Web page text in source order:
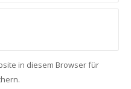
in diesem Browser für